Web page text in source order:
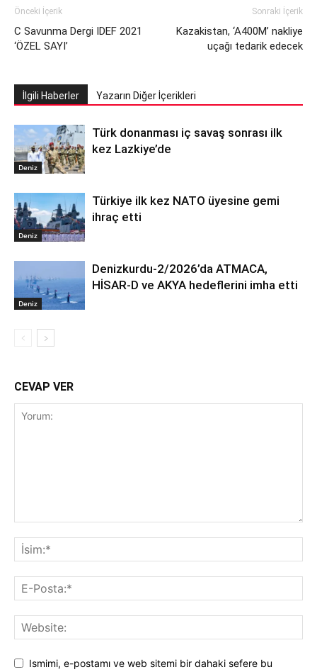
Önceki İçerik
C Savunma Dergi IDEF 2021
‘ÖZEL SAYI’
Sonraki İçerik
Kazakistan, ‘A400M’ nakliye
uçağı tedarik edecek
İlgili Haberler Yazarın Diğer İçerikleri
Deniz
Türk donanması iç savaş sonrası ilk
kez Lazkiye’de
Deniz
Türkiye ilk kez NATO üyesine gemi
ihraç etti
Deniz
Denizkurdu-2/2026’da ATMACA,
HİSAR-D ve AKYA hedeflerini imha etti
CEVAP VER
Ismimi, e-postamı ve web sitemi bir dahaki sefere bu